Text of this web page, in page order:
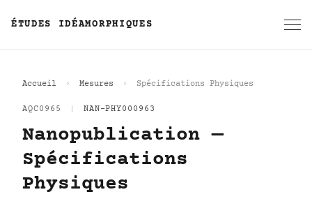
ÉTUDES IDÉAMORPHIQUES
Accueil Mesures Spécifications Physiques
AQC0965 NAN-PHY000963
Nanopublication —
Spécifications
Physiques